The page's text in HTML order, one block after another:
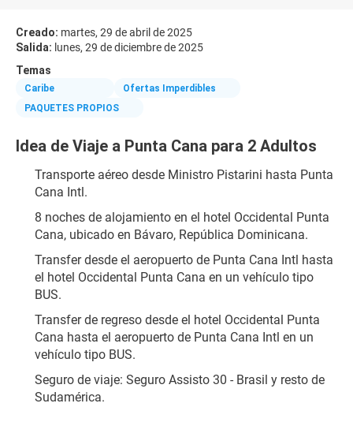
Creado: martes, 29 de abril de 2025
Salida: lunes, 29 de diciembre de 2025
Temas
Caribe
Ofertas Imperdibles
PAQUETES PROPIOS
Idea de Viaje a Punta Cana para 2 Adultos
Transporte aéreo desde Ministro Pistarini hasta Punta
Cana Intl.
8 noches de alojamiento en el hotel Occidental Punta
Cana, ubicado en Bávaro, República Dominicana.
Transfer desde el aeropuerto de Punta Cana Intl hasta
el hotel Occidental Punta Cana en un vehículo tipo
BUS.
Transfer de regreso desde el hotel Occidental Punta
Cana hasta el aeropuerto de Punta Cana Intl en un
vehículo tipo BUS.
Seguro de viaje: Seguro Assisto 30 - Brasil y resto de
Sudamérica.